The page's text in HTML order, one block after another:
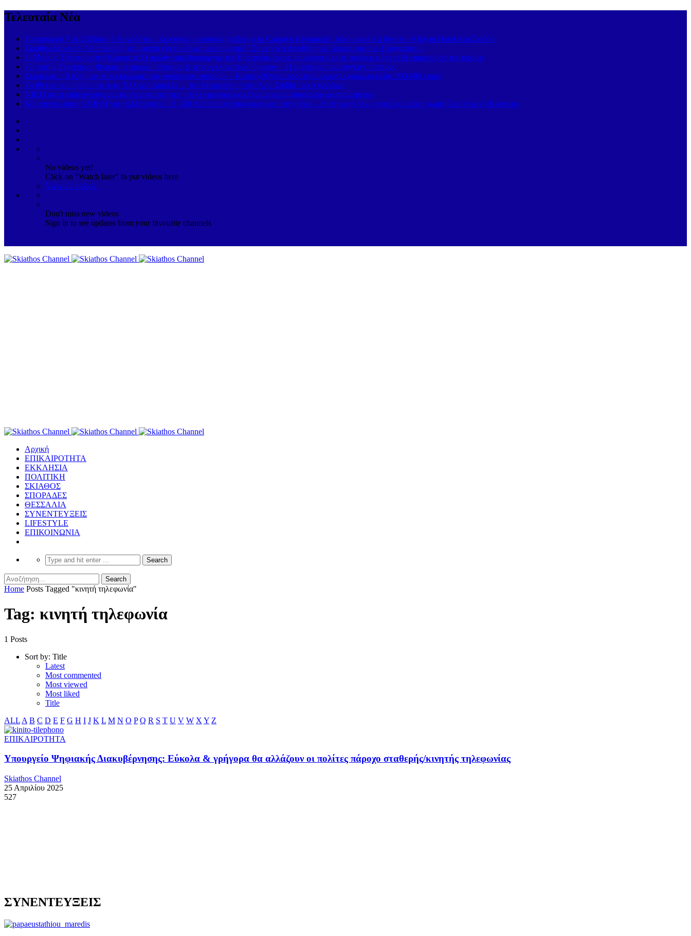
Τελευταία Νέα
Παρασκευή 7 & Σάββατο 8 Αυγούστου: Ζωντανές μουσικές βραδιές στο Carnayo Restaurant! Δύο μοναδικά live στο Alkyon Hotel στη Σκιάθο
Σκιάθος-Μονακό: Νέα διεθνής συμμαχία για τον βιώσιμο τουρισμό! Στο νησί η Διευθύντρια Τουρισμού του Πριγκιπάτου
Ο Μπόρις Τζόνσον στην Κάρυστο: Ο πρώην πρωθυπουργός της Βρετανίας έκανε τα ψώνια του σε σούπερ μάρκετ & χαιρετούσε τον κόσμο
«Ο πατήρ Γεράσιμος Φωκάς, ο μικρός Τζόσουα & το συγκλονιστικό όραμα» – Η μαρτυρία που συγκινεί πιστούς
Σκόπελος: «Χτύπημα» στο κύκλωμα του «κόκκινου χρυσού» – Κατασχέθηκαν προστατευόμενα κοράλλια αξίας 800.000 ευρώ
Το βίντεο που πρέπει να δεις, Έλληνα: Διάλεξε… τον Μηταράκη ή τον Άγιο Σάββα του Αχιλλέως!
ΝΙΚΗ κατά κυβέρνησης για τις νέες ταυτότητες: «Ηλεκτρονικό φακέλωμα χωρίς διαφάνεια & απαντήσεις»
Καμπανάκι από τη ΝΙΚΗ για τη Μαγνησία: «1.300 νέα περιστατικά καρκίνου τον χρόνο – Η περιοχή δεν μπορεί να μείνει χωρίς Ογκολογική Κλινική»
No videos yet!
Click on "Watch later" to put videos here
View all videos
Don't miss new videos
Sign in to see updates from your favourite channels
Αρχική
ΕΠΙΚΑΙΡΟΤΗΤΑ
ΕΚΚΛΗΣΙΑ
ΠΟΛΙΤΙΚΗ
ΣΚΙΑΘΟΣ
ΣΠΟΡΑΔΕΣ
ΘΕΣΣΑΛΙΑ
ΣΥΝΕΝΤΕΥΞΕΙΣ
LIFESTYLE
ΕΠΙΚΟΙΝΩΝΙΑ
Home Posts Tagged "κινητή τηλεφωνία"
Tag: κινητή τηλεφωνία
1 Posts
Sort by: Title
Latest
Most commented
Most viewed
Most liked
Title
ALL A B C D E F G H I J K L M N O P Q R S T U V W X Y Z
ΕΠΙΚΑΙΡΟΤΗΤΑ
Υπουργείο Ψηφιακής Διακυβέρνησης: Εύκολα & γρήγορα θα αλλάζουν οι πολίτες πάροχο σταθερής/κινητής τηλεφωνίας
Skiathos Channel
25 Απριλίου 2025
527
ΣΥΝΕΝΤΕΥΞΕΙΣ